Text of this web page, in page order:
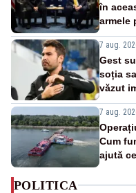
în
armele
7 aug.
Gest
soția
văzut
7 aug.
Cum
ajută
POLITICA